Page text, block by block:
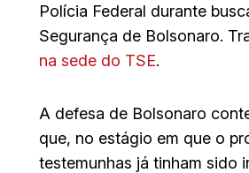
Polícia Federal durante
Segurança de Bolsonaro.
na sede do TSE.
A defesa de Bolsonaro
que, no estágio em que o
testemunhas já tinham sido